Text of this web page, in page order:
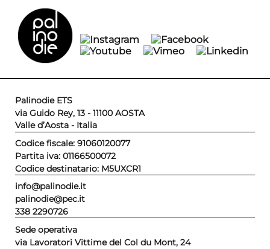
Palinodie ETS
via Guido Rey, 13 - 11100 AOSTA
Valle d’Aosta - Italia
Codice fiscale: 91060120077
Partita iva: 01166500072
Codice destinatario: M5UXCR1
info@palinodie.it
palinodie@pec.it
338 2290726
Sede operativa
via Lavoratori Vittime del Col du Mont, 24